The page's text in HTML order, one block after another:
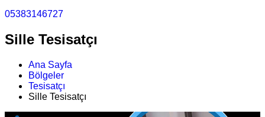
05383146727
Sille Tesisatçı
Ana Sayfa
Bölgeler
Tesisatçı
Sille Tesisatçı